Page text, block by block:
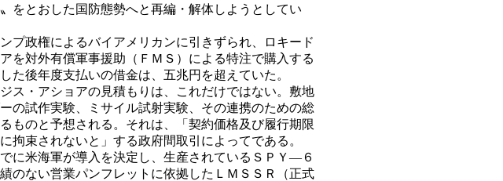
をとおした国防態勢へと再編・解体しようとしてい
プ政権によるバイアメリカンに引きずられ、ロキード
を対外有償軍事援助（ＦＭＳ）による特注で購入する
た後年度支払いの借金は、五兆円を超えていた。
ス・アショアの見積もりは、これだけではない。敷地
の試作実験、ミサイル試射実験、その連携のための総
ものと予想される。それは、「契約価格及び履行期限
拘束されないと」する政府間取引によってである。
に米海軍が導入を決定し、生産されているＳＰＹ―６
のない営業パンフレットに依拠したＬＭＳＳＲ（正式